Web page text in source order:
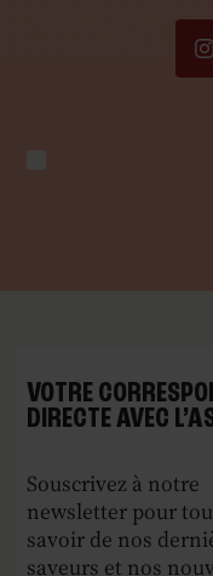
VOTRE
DIRECTE AVEC
Souscrivez à notre
newsletter pour
savoir de nos
saveurs et nos